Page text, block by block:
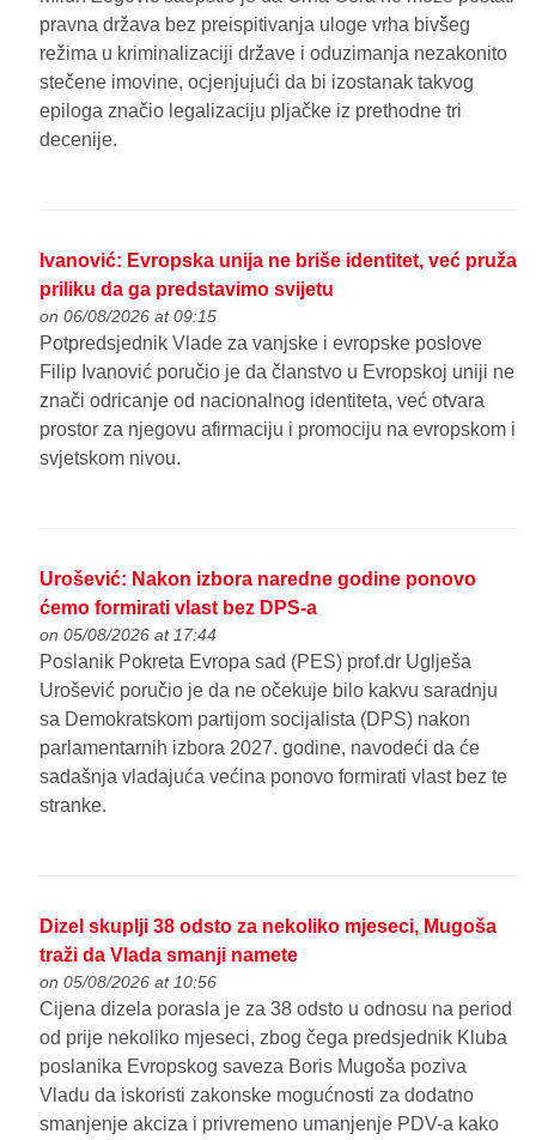
pravna država bez preispitivanja uloge vrha bivšeg
režima u kriminalizaciji države i oduzimanja nezakonito
stečene imovine, ocjenjujući da bi izostanak takvog
epiloga značio legalizaciju pljačke iz prethodne tri
decenije.
Ivanović: Evropska unija ne briše identitet, već pruža
priliku da ga predstavimo svijetu
on 06/08/2026 at 09:15
Potpredsjednik Vlade za vanjske i evropske poslove
Filip Ivanović poručio je da članstvo u Evropskoj uniji ne
znači odricanje od nacionalnog identiteta, već otvara
prostor za njegovu afirmaciju i promociju na evropskom i
svjetskom nivou.
Urošević: Nakon izbora naredne godine ponovo
ćemo formirati vlast bez DPS-a
on 05/08/2026 at 17:44
Poslanik Pokreta Evropa sad (PES) prof.dr Uglješa
Urošević poručio je da ne očekuje bilo kakvu saradnju
sa Demokratskom partijom socijalista (DPS) nakon
parlamentarnih izbora 2027. godine, navodeći da će
sadašnja vladajuća većina ponovo formirati vlast bez te
stranke.
Dizel skuplji 38 odsto za nekoliko mjeseci, Mugoša
traži da Vlada smanji namete
on 05/08/2026 at 10:56
Cijena dizela porasla je za 38 odsto u odnosu na period
od prije nekoliko mjeseci, zbog čega predsjednik Kluba
poslanika Evropskog saveza Boris Mugoša poziva
Vladu da iskoristi zakonske mogućnosti za dodatno
smanjenje akciza i privremeno umanjenje PDV-a kako